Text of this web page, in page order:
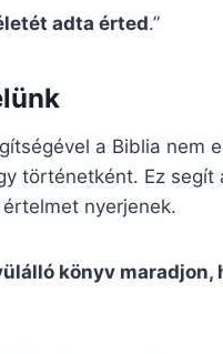
adta érted.”
a Biblia nem
történetként. Ez
nyerjenek.
könyv maradjon,